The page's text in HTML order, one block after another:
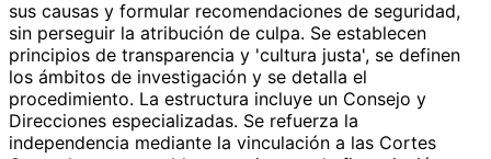
sus causas y formular recomendaciones de seguridad,
sin perseguir la atribución de culpa. Se establecen
principios de transparencia y 'cultura justa', se definen
los ámbitos de investigación y se detalla el
procedimiento. La estructura incluye un Consejo y
Direcciones especializadas. Se refuerza la
independencia mediante la vinculación a las Cortes